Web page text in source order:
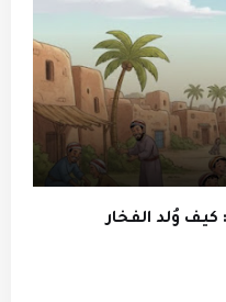
كيف وُلد الفخار